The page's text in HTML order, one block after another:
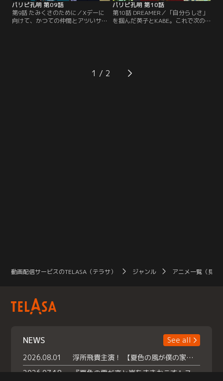
パリピ孔明 第09話
第9話 たみくさのために／Xデーに
向けて、かつての仲間とアツいサイ
テンションぶち上がりの英子。しか
し、英子の笑顔は突如として消し去
パリピ孔明 第10話
第10話 DREAMER／「自分らしさ」
を掴んだ英子とKABE。これで次の
けることに！油断せず挑むが相手も
つよつよ！準備を万端にせよ！負け
1
動画配信サービスのTELASA（テラサ） ジャンル アニメ一覧（見放
NEWS
See all
2026.08.01
浮所飛貴主演！ 【夏色の風が僕の家にやってきた】 本日よりテラサで独占配信スタート！
2026.07.18
『夏色の雲が恋と嵐をまきおこす』スペシャルメイキング 【Part1】2026年７月18日（土）23時30分～配信スタート！話題のシーンの裏側を大公開！豪華キャスト大集合！ 『武宮家 真夏の家族会議』開催！